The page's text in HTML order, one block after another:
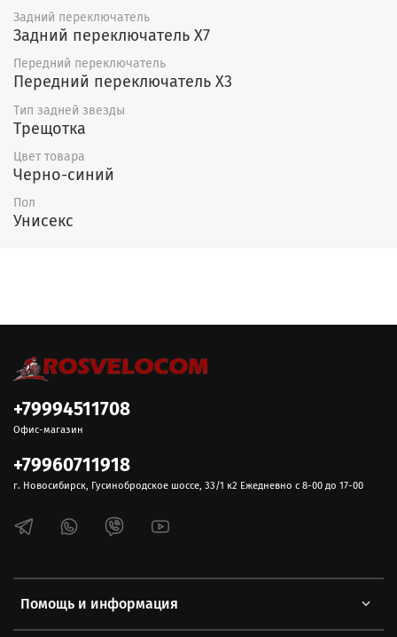
Задний переключатель
Задний переключатель Х7
Передний переключатель
Передний переключатель X3
Тип задней звезды
Трещотка
Цвет товара
Черно-синий
Пол
Унисекс
Помощь и информация
+79994511708
Офис-магазин
+79960711918
г. Новосибирск, Гусинобродское шоссе, 33/1 к2 Ежедневно с 8-00 до 17-00